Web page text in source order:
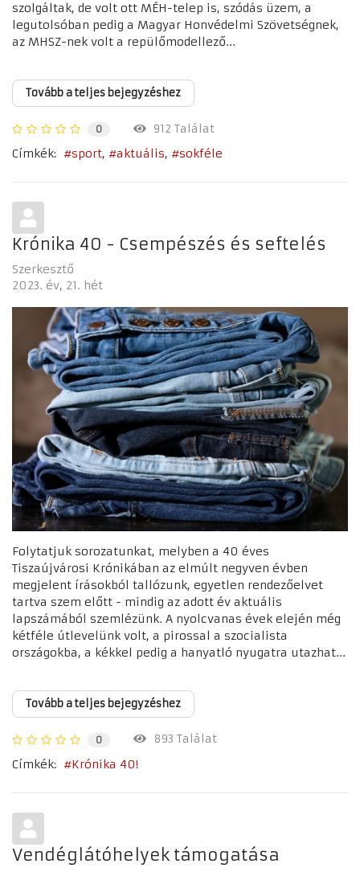
szolgáltak, de volt ott MÉH-telep is, szódás üzem, a
legutolsóban pedig a Magyar Honvédelmi Szövetségnek,
az MHSZ-nek volt a repülőmodellező...
Tovább a teljes bejegyzéshez
0
912 Találat
Címkék:
sport aktuális sokféle
Krónika 40 - Csempészés és seftelés
Szerkesztő
2023. év 21. hét
Folytatjuk sorozatunkat, melyben a 40 éves
Tiszaújvárosi Krónikában az elmúlt negyven évben
megjelent írásokból tallózunk, egyetlen rendezőelvet
tartva szem előtt - mindig az adott év aktuális
lapszámából szemlézünk. A nyolcvanas évek elején még
kétféle útlevelünk volt, a pirossal a szocialista
országokba, a kékkel pedig a hanyatló nyugatra utazhat...
Tovább a teljes bejegyzéshez
0
893 Találat
Címkék:
Krónika 40!
Vendéglátóhelyek támogatása